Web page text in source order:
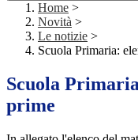
Home >
Novità >
Le notizie >
Scuola Primaria:
Scuola
prime